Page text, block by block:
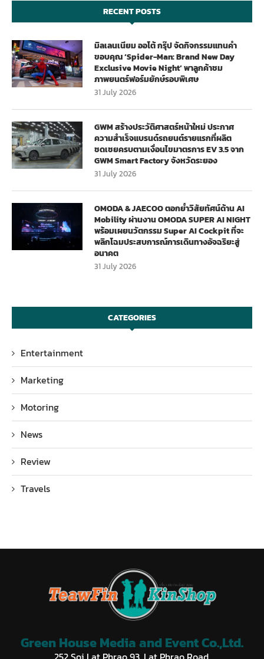
RECENT POSTS
มิลเลนเนียม ออโต้ กรุ๊ป จัดกิจกรรมแทนคำ
ขอบคุณ ‘Spider-Man: Brand New Day
Exclusive Movie Night’ พาลูกค้าชม
ภาพยนตร์ฟอร์มยักษ์รอบพิเศษ
31 July 2026
GWM สร้างประวัติศาสตร์หน้าใหม่ ประกาศ
ความสำเร็จแบรนด์รถยนต์รายแรกที่ผลิต
ชดเชยครบตามเงื่อนไขมาตรการ EV 3.5 จาก
GWM Smart Factory จังหวัดระยอง
31 July 2026
OMODA & JAECOO ตอกย้ำวิสัยทัศน์ด้าน AI
Mobility ผ่านงาน OMODA SUPER AI NIGHT
พร้อมเผยนวัตกรรม Super AI Cockpit ที่จะ
พลิกโฉมประสบการณ์การเดินทางอัจฉริยะสู่
อนาคต
31 July 2026
CATEGORIES
Entertainment
Marketing
Motoring
News
Review
Travels
Green House Media and Event Co.,Ltd.